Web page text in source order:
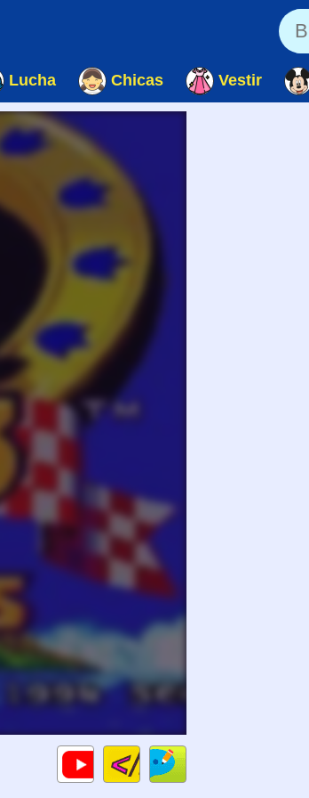
Lucha Chicas Vestir
Code
HTML
Gameplays